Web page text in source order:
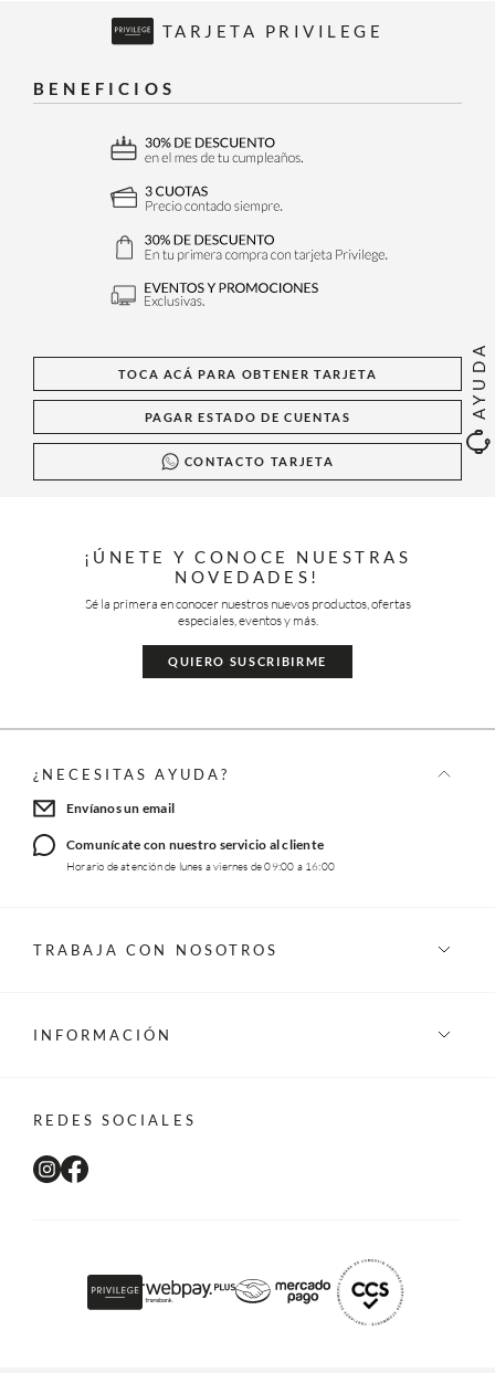
AYUDA
TARJETA PRIVILEGE
BENEFICIOS
TOCA ACÁ PARA OBTENER TARJETA
PAGAR ESTADO DE CUENTAS
CONTACTO TARJETA
¡ÚNETE Y CONOCE NUESTRAS
NOVEDADES!
Sé la primera en conocer nuestros nuevos productos, ofertas
especiales, eventos y más.
QUIERO SUSCRIBIRME
¿NECESITAS AYUDA?
Envíanos un email
Comunícate con nuestro servicio al cliente
Horario de atención de lunes a viernes de 09:00 a 16:00
TRABAJA CON NOSOTROS
INFORMACIÓN
REDES SOCIALES